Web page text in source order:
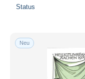
Status
Neu